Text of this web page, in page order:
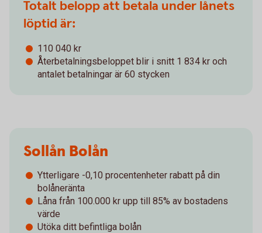
Totalt belopp att betala under lånets
löptid är:
110 040 kr
Återbetalningsbeloppet blir i snitt 1 834 kr och
antalet betalningar är 60 stycken
Sollån Bolån
Ytterligare -0,10 procentenheter rabatt på din
bolåneränta
Låna från 100.000 kr upp till 85% av bostadens
värde
Utöka ditt befintliga bolån